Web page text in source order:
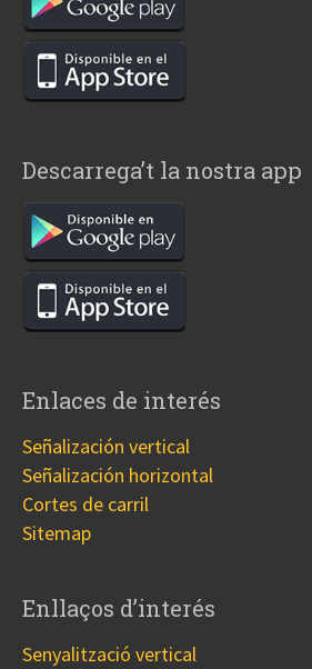
Descarrega’t la nostra app
Enlaces de interés
Señalización vertical
Señalización horizontal
Cortes de carril
Sitemap
Enllaços d’interés
Senyalització vertical